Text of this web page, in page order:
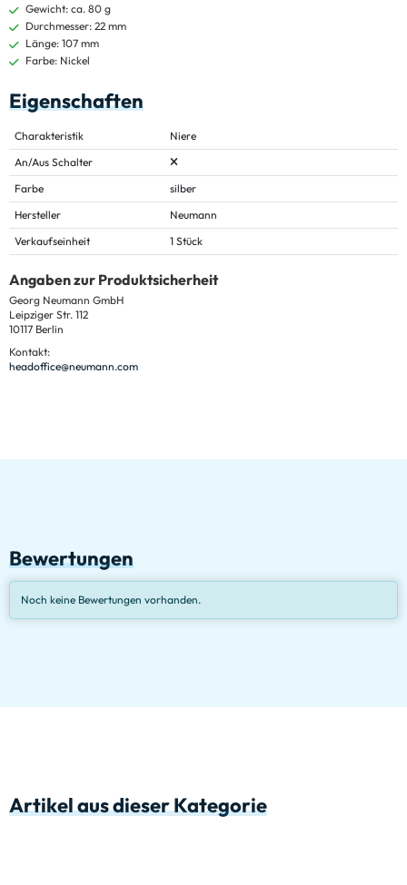
Gewicht: ca. 80 g
Durchmesser: 22 mm
Länge: 107 mm
Farbe: Nickel
Eigenschaften
Charakteristik
Niere
An/Aus Schalter
Farbe
silber
Hersteller
Neumann
Verkaufseinheit
1 Stück
Angaben zur Produktsicherheit
Georg Neumann GmbH
Leipziger Str. 112
10117 Berlin
Kontakt:
headoffice@neumann.com
Bewertungen
Noch keine Bewertungen vorhanden.
Artikel aus dieser Kategorie